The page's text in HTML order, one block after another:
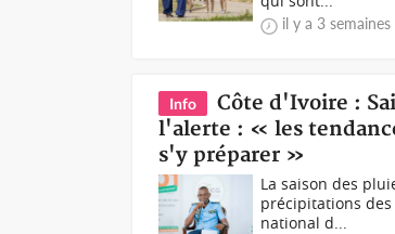
il y a 3 semaines
Info
Côte d'Ivoire :
l'alerte : « les
s'y préparer »
La saison des
précipitations
national d...